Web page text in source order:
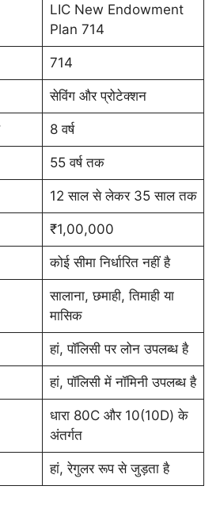
LIC New Endowment
Plan 714
714
सेविंग और प्रोटेक्शन
8 वर्ष
55 वर्ष तक
12 साल से लेकर 35 साल तक
₹1,00,000
कोई सीमा निर्धारित नहीं है
सालाना, छमाही, तिमाही या
मासिक
हां, पॉलिसी पर लोन उपलब्ध है
हां, पॉलिसी में नॉमिनी उपलब्ध है
धारा 80C और 10(10D) के
अंतर्गत
हां, रेगुलर रूप से जुड़ता है